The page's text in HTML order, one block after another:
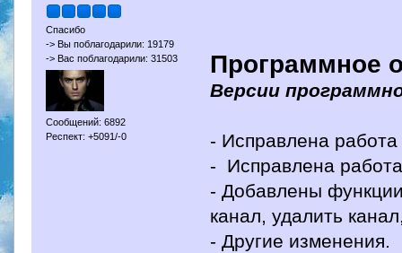
Спасибо
-> Вы поблагодарили: 19179
-> Вас поблагодарили: 31503
Сообщений: 6892
Респект: +5091/-0
Программное
Версии
- Исправлена
- Исправлена
- Добавлены
канал, удалить
- Другие изменения.